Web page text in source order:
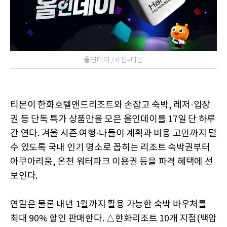
올인데이 /사진=티몬
티몬이 한화호텔앤드리조트와 손잡고 숙박, 레저·입장
권 등 단독 특가 상품만을 모은 올인데이를 17일 단 하루
간 연다. 겨울 시즌 여행·나들이 계획과 비용 고민까지 덜
수 있도록 국내 인기 명소로 꼽히는 리조트 숙박권부터
아쿠아리움, 온천 워터파크 이용권 등을 파격 혜택에 선
보인다.
연말은 물론 내년 1월까지 활용 가능한 숙박 바우처를
최대 90% 할인 판매한다. △한화리조트 10개 지점(백암